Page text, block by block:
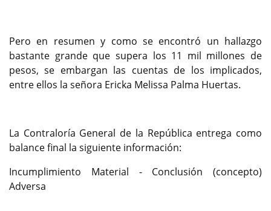
Pero en resumen y como se encontró un hallazgo
bastante grande que supera los 11 mil millones de
pesos, se embargan las cuentas de los implicados,
entre ellos la señora Ericka Melissa Palma Huertas.
La Contraloría General de la República entrega como
balance final la siguiente información:
Incumplimiento Material - Conclusión (concepto)
Adversa